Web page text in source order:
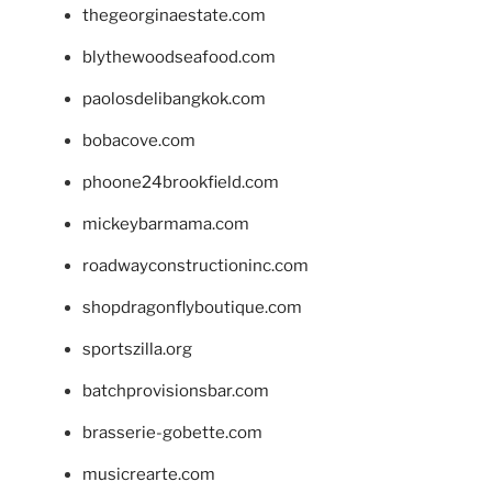
thegeorginaestate.com
blythewoodseafood.com
paolosdelibangkok.com
bobacove.com
phoone24brookfield.com
mickeybarmama.com
roadwayconstructioninc.com
shopdragonflyboutique.com
sportszilla.org
batchprovisionsbar.com
brasserie-gobette.com
musicrearte.com